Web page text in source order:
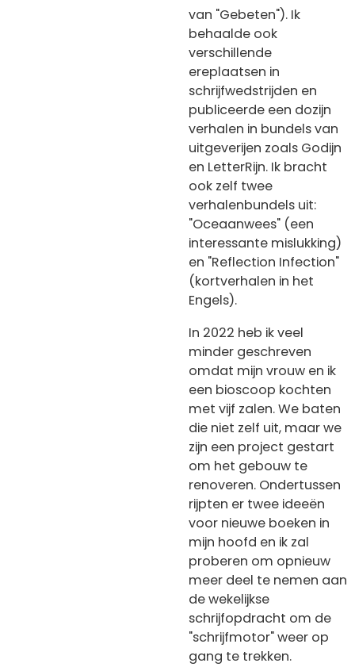
van "Gebeten"). Ik
behaalde ook
verschillende
ereplaatsen in
schrijfwedstrijden en
publiceerde een dozijn
verhalen in bundels van
uitgeverijen zoals Godijn
en LetterRijn. Ik bracht
ook zelf twee
verhalenbundels uit:
"Oceaanwees" (een
interessante mislukking)
en "Reflection Infection"
(kortverhalen in het
Engels).
In 2022 heb ik veel
minder geschreven
omdat mijn vrouw en ik
een bioscoop kochten
met vijf zalen. We baten
die niet zelf uit, maar we
zijn een project gestart
om het gebouw te
renoveren. Ondertussen
rijpten er twee ideeën
voor nieuwe boeken in
mijn hoofd en ik zal
proberen om opnieuw
meer deel te nemen aan
de wekelijkse
schrijfopdracht om de
"schrijfmotor" weer op
gang te trekken.